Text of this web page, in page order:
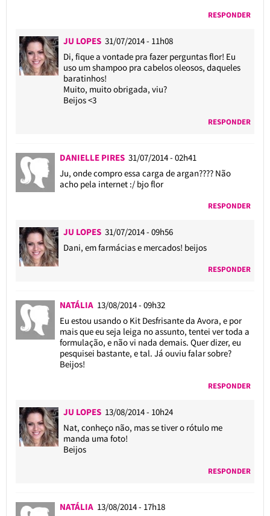
RESPONDER
JU LOPES 31/07/2014 - 11h08
Di, fique a vontade pra fazer perguntas flor! Eu
uso um shampoo pra cabelos oleosos, daqueles
baratinhos!
Muito, muito obrigada, viu?
Beijos <3
RESPONDER
DANIELLE PIRES 31/07/2014 - 02h41
Ju, onde compro essa carga de argan???? Não
acho pela internet :/ bjo flor
RESPONDER
JU LOPES 31/07/2014 - 09h56
Dani, em farmácias e mercados! beijos
RESPONDER
NATÁLIA 13/08/2014 - 09h32
Eu estou usando o Kit Desfrisante da Avora, e por
mais que eu seja leiga no assunto, tentei ver toda a
formulação, e não vi nada demais. Quer dizer, eu
pesquisei bastante, e tal. Já ouviu falar sobre?
Beijos!
RESPONDER
JU LOPES 13/08/2014 - 10h24
Nat, conheço não, mas se tiver o rótulo me
manda uma foto!
Beijos
RESPONDER
NATÁLIA 13/08/2014 - 17h18